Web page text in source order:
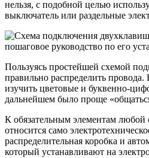
нельзя, с подобной целью
выключатель или раздельные
Пользуясь простейшей схемой
правильно распределить
изучить цветовые и буквенно-
дальнейшем было проще
К обязательным элементам
относится само
распределительная коробка и
который устанавливают на